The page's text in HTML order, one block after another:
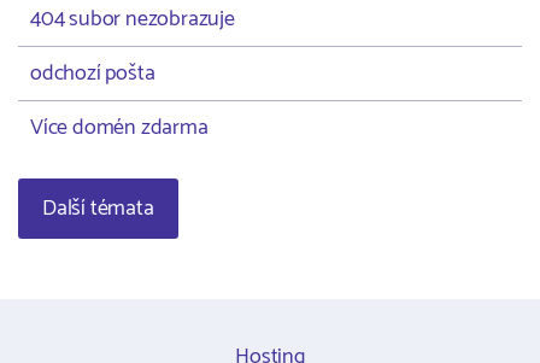
404 subor nezobrazuje
odchozí pošta
Více domén zdarma
Další témata